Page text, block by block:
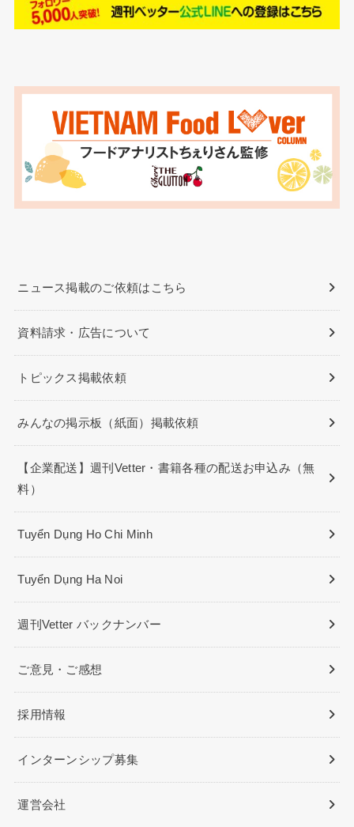
ニュース掲載のご依頼はこちら
資料請求・広告について
トピックス掲載依頼
みんなの掲示板（紙面）掲載依頼
【企業配送】週刊Vetter・書籍各種の配送お申込み（無
料）
Tuyển Dụng Ho Chi Minh
Tuyển Dụng Ha Noi
週刊Vetter バックナンバー
ご意見・ご感想
採用情報
インターンシップ募集
運営会社